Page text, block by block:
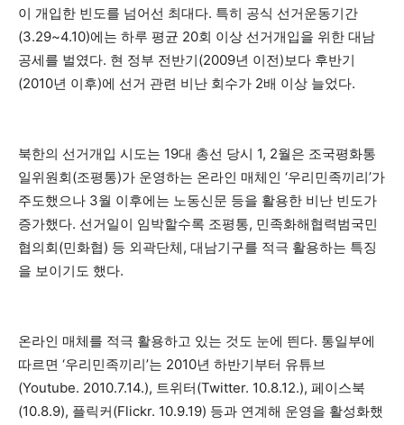
이 개입한 빈도를 넘어선 최대다. 특히 공식 선거운동기간
(3.29~4.10)에는 하루 평균 20회 이상 선거개입을 위한 대남
공세를 벌였다. 현 정부 전반기(2009년 이전)보다 후반기
(2010년 이후)에 선거 관련 비난 회수가 2배 이상 늘었다.
북한의 선거개입 시도는 19대 총선 당시 1, 2월은 조국평화통
일위원회(조평통)가 운영하는 온라인 매체인 ‘우리민족끼리’가
주도했으나 3월 이후에는 노동신문 등을 활용한 비난 빈도가
증가했다. 선거일이 임박할수록 조평통, 민족화해협력범국민
협의회(민화협) 등 외곽단체, 대남기구를 적극 활용하는 특징
을 보이기도 했다.
온라인 매체를 적극 활용하고 있는 것도 눈에 띈다. 통일부에
따르면 ‘우리민족끼리’는 2010년 하반기부터 유튜브
(Youtube. 2010.7.14.), 트위터(Twitter. 10.8.12.), 페이스북
(10.8.9), 플릭커(Flickr. 10.9.19) 등과 연계해 운영을 활성화했